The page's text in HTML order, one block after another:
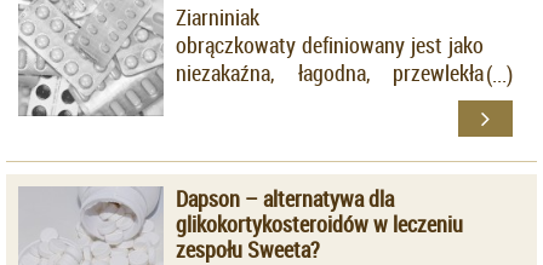
Ziarniniak
obrączkowaty definiowany jest jako
niezakaźna, łagodna, przewlekła
choroba ziarniniakowa skóry o
wciąż nie do końca poznanej
etiologii.
Dapson – alternatywa dla
glikokortykosteroidów w leczeniu
zespołu Sweeta?